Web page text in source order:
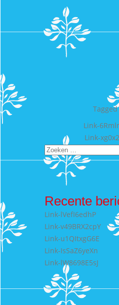
Tagged
navigatie
Link-
Link-
Zoeken
naar:
Recente
Link-lVefI6edhP
Link-v49BRX2cpY
Link-u1QItxgG6E
Link-IsSaZ6yeXn
Link-lW8698E5sJ